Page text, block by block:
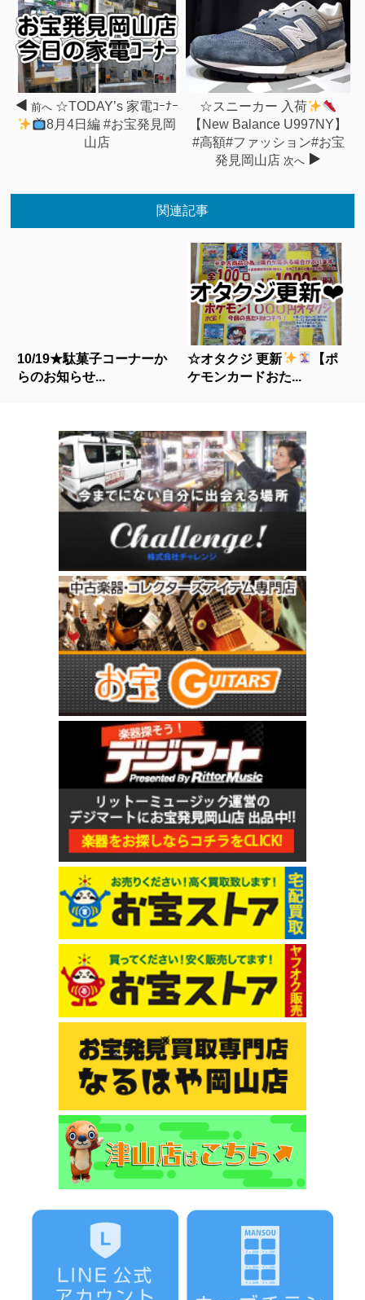
前へ ☆TODAY’s 家電ｺｰﾅｰ
8月4日編 #お宝発見岡
山店
☆スニーカー 入荷
【New Balance U997NY】
#高額#ファッション#お宝
発見岡山店 次へ
関連記事
10/19★駄菓子コーナーか
らのお知らせ...
☆オタクジ 更新
【ポ
ケモンカードおた...